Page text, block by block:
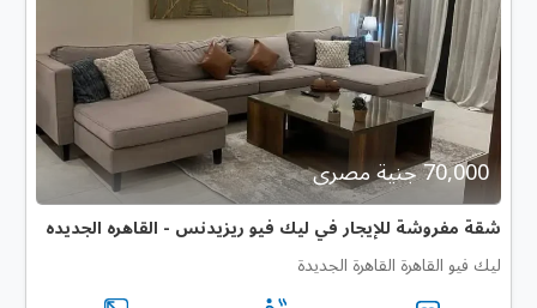
70,000 جنية مصرى
شقة مفروشة للإيجار في ليك فيو ريزيدنس - القاهره الجديده
ليك فيو القاهرة القاهرة الجديدة